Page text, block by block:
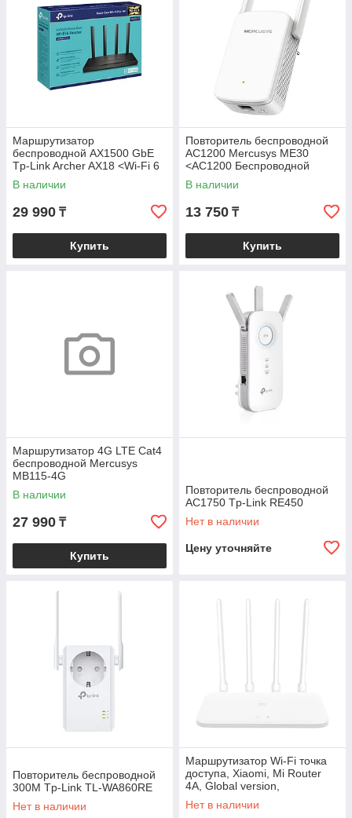
Маршрутизатор
беспроводной AX1500 GbE
Tp-Link Archer AX18 <Wi‑Fi 6
AX1500 Dual Band Wireless
Gigabit Router,
В наличии
29 990 ₸
Купить
Повторитель беспроводной
AC1200 Mercusys ME30
<AC1200 Беспроводной
двухдиапазонный усилитель
беспроводной
В наличии
13 750 ₸
Купить
Маршрутизатор 4G LTE Cat4
беспроводной Mercusys
MB115-4G
В наличии
27 990 ₸
Купить
Повторитель беспроводной
AC1750 Tp-Link RE450
Нет в наличии
Цену уточняйте
Повторитель беспроводной
300M Tp-Link TL-WA860RE
Нет в наличии
Маршрутизатор Wi-Fi точка
доступа, Xiaomi, Mi Router
4A, Global version,
802.11a/b/g/n/ac, 2 х
10/100TX LAN, 1
Нет в наличии